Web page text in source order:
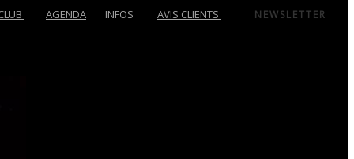
AGENDA INFOS AVIS CLIENTS NEWSLETTER